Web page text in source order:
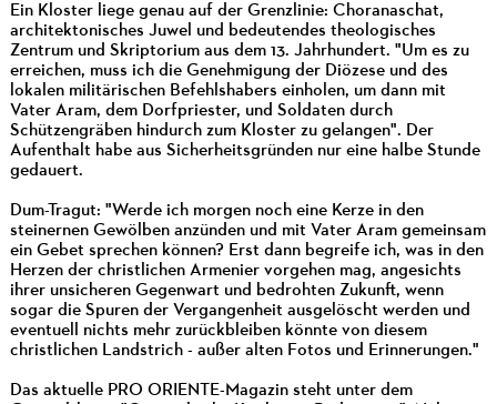
Ein Kloster liege genau auf der Grenzlinie: Choranaschat,
architektonisches Juwel und bedeutendes theologisches
Zentrum und Skriptorium aus dem 13. Jahrhundert. "Um es zu
erreichen, muss ich die Genehmigung der Diözese und des
lokalen militärischen Befehlshabers einholen, um dann mit
Vater Aram, dem Dorfpriester, und Soldaten durch
Schützengräben hindurch zum Kloster zu gelangen". Der
Aufenthalt habe aus Sicherheitsgründen nur eine halbe Stunde
gedauert.
Dum-Tragut: "Werde ich morgen noch eine Kerze in den
steinernen Gewölben anzünden und mit Vater Aram gemeinsam
ein Gebet sprechen können? Erst dann begreife ich, was in den
Herzen der christlichen Armenier vorgehen mag, angesichts
ihrer unsicheren Gegenwart und bedrohten Zukunft, wenn
sogar die Spuren der Vergangenheit ausgelöscht werden und
eventuell nichts mehr zurückbleiben könnte von diesem
christlichen Landstrich - außer alten Fotos und Erinnerungen."
Das aktuelle PRO ORIENTE-Magazin steht unter dem